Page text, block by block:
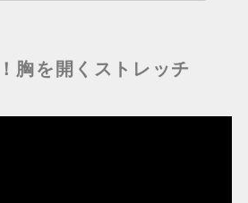
胸を開くストレッチ